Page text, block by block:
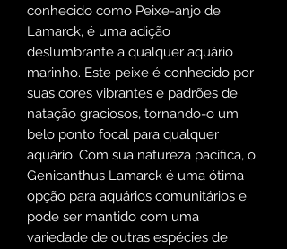
conhecido como Peixe-anjo de
Lamarck, é uma adição
deslumbrante a qualquer aquário
marinho. Este peixe é conhecido por
suas cores vibrantes e padrões de
natação graciosos, tornando-o um
belo ponto focal para qualquer
aquário. Com sua natureza pacífica, o
Genicanthus Lamarck é uma ótima
opção para aquários comunitários e
pode ser mantido com uma
variedade de outras espécies de